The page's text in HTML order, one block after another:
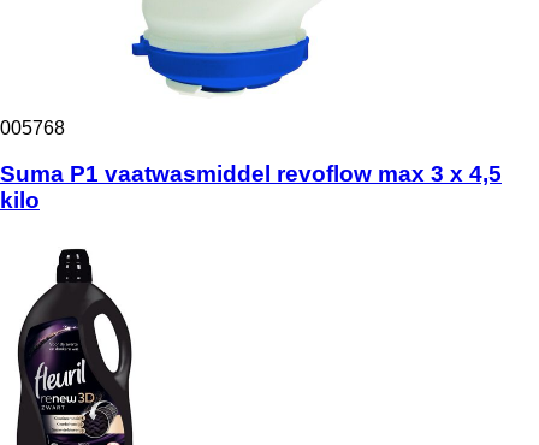
005768
Suma P1 vaatwasmiddel revoflow max 3 x 4,5
kilo